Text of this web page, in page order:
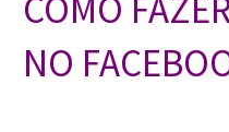
COMO
NO